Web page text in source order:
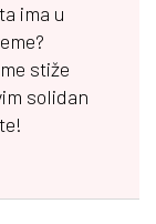
ima u
stiže
solidan